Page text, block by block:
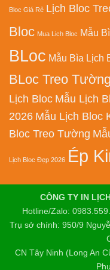
Bloc Giá Rẻ Lịch Bloc
Bloc Mua Lich Bloc Mẫu
BLoc Mẫu Bìa Lịch
BLoc Treo Tường
Lịch Bloc Mẫu Lịch
2026 Mẫu Lịch Bloc
Bloc Treo Tường
Lịch Bloc Đẹp 2026 Ép
CÔNG TY IN
Hotline/Zalo:
Trụ sở chính: 950/9
CN Tây Ninh (Long An